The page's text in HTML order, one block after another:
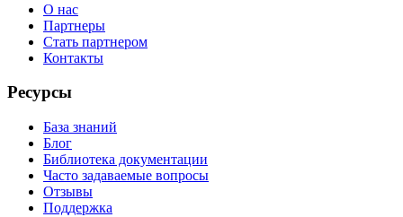
О нас
Партнеры
Стать партнером
Контакты
Ресурсы
База знаний
Блог
Библиотека документации
Часто задаваемые вопросы
Отзывы
Поддержка